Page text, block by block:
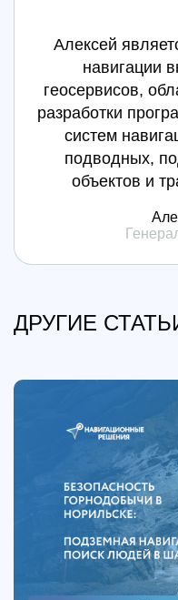
Алексей
навигации
геосервисов,
разработки
систем
подводных,
объектов и
ДРУГИЕ